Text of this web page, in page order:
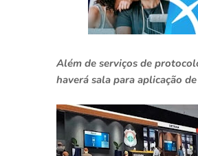
Além de serviços de
haverá sala para aplicação